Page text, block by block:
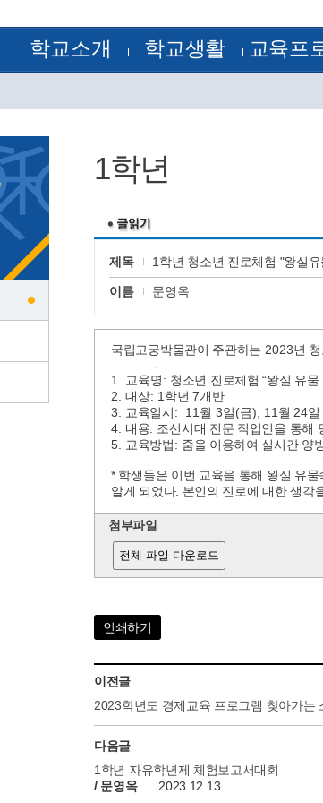
학교소개
학교연혁
특색사업
학교현황
건물배치도
찾아오시는길
학교생활
정기시험모범답안
급식일정
각종서류양식
운동부
제이노스(J-Nos)
윈드 오케스트라
글마루
교육프
학습자료실
1학년
제목 1학년 청소년 진로체험 "왕실
이름 문영옥
국립고궁박물관이 주관하는 2023년
-
1. 교육명: 청소년 진로체험“왕실 유물
2. 대상: 1 학년7개반
3. 교육일시 : 11월 3일(금), 11 월24일
4. 내용: 조선시대 전문 직업인을 통해
5. 교육방법 : 줌을 이용하여 실시간 양
* 학생들은 이번 교육을 통해 욍실 유
알게 되었다. 본인의 진로에 대한 생각
첨부파일
전체 파일 다운로드
인쇄하기
이전글
2023학년도 경제교육 프로그램 찾아가는
다음글
1학년 자유학년제 체험보고서대회
/ 문영옥
2023.12.13